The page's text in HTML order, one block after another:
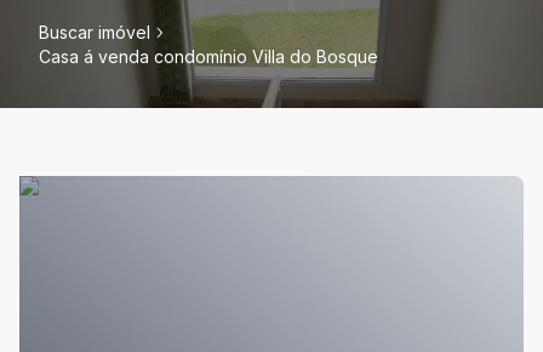
Buscar imóvel
Casa á venda condomínio Villa do Bosque